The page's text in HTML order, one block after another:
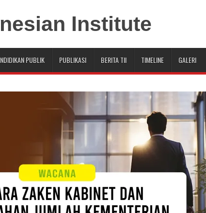
PUBLIK PUBLIKASI BERITA TII TIMELINE GALERI